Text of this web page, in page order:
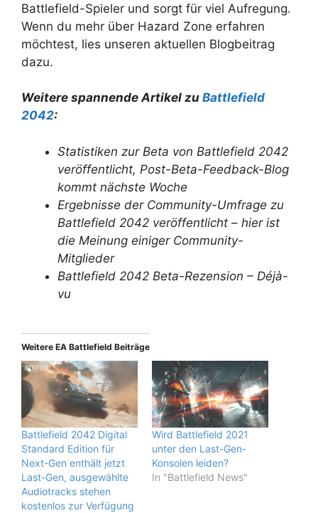
Battlefield-Spieler und sorgt für viel Aufregung.
Wenn du mehr über Hazard Zone erfahren
möchtest, lies unseren aktuellen Blogbeitrag
dazu.
Weitere spannende Artikel zu Battlefield
2042:
Statistiken zur Beta von Battlefield 2042
veröffentlicht, Post-Beta-Feedback-Blog
kommt nächste Woche
Ergebnisse der Community-Umfrage zu
Battlefield 2042 veröffentlicht – hier ist
die Meinung einiger Community-
Mitglieder
Battlefield 2042 Beta-Rezension – Déjà-
vu
Weitere EA Battlefield Beiträge
Battlefield 2042 Digital
Standard Edition für
Next-Gen enthält jetzt
Last-Gen, ausgewählte
Audiotracks stehen
kostenlos zur Verfügung
Wird Battlefield 2021
unter den Last-Gen-
Konsolen leiden?
In "Battlefield News"